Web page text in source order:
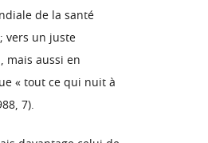
de la santé
vers un juste
mais aussi en
« tout ce qui nuit à
7).